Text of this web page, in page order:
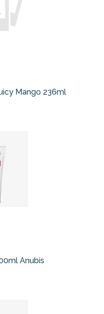
Mango 236ml
Anubis